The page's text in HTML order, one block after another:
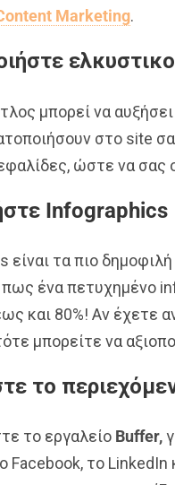
Marketing.
μπορεί να
στο site
ώστε να
Infographics
είναι τα πιο
πως ένα πετυχημένο
και 80%! Αν έχετε
μπορείτε να
το
το εργαλείο Buffer,
Facebook, το